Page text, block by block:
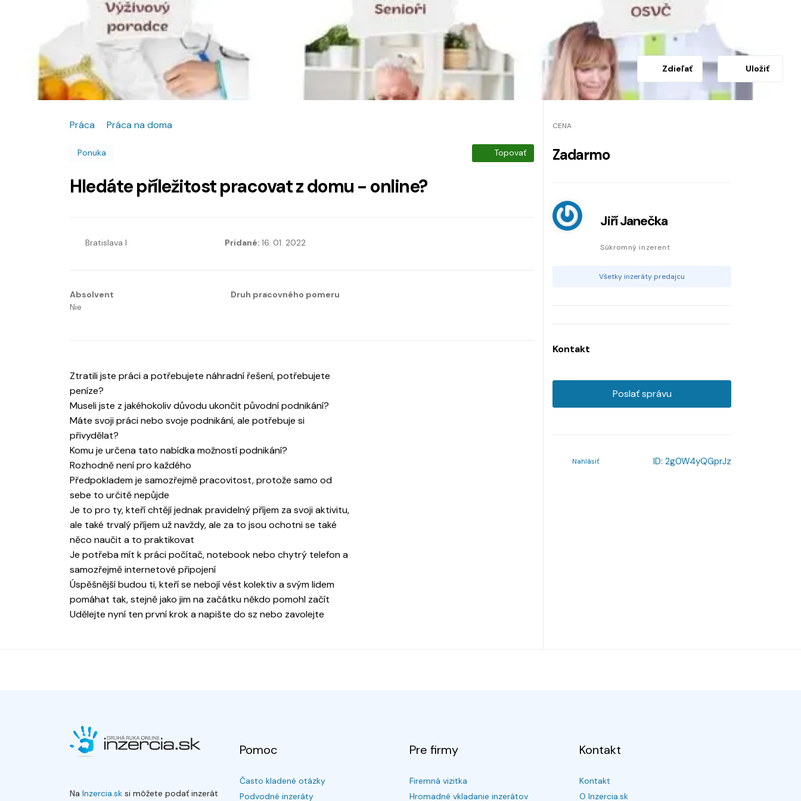
Zdieľať Uložiť
Práca Práca na doma
Ponuka Topovať
Hledáte příležitost pracovat z domu - online?
Bratislava I Pridané: 16. 01. 2022
Absolvent
Nie
Druh pracovného pomeru
Ztratili jste práci a potřebujete náhradní řešení, potřebujete
peníze?
Museli jste z jakéhokoliv důvodu ukončit původní podnikání?
Máte svoji práci nebo svoje podnikání, ale potřebuje si
přivydělat?
Komu je určena tato nabídka možností podnikání?
Rozhodně není pro každého
Předpokladem je samozřejmě pracovitost, protože samo od
sebe to určitě nepůjde
Je to pro ty, kteří chtějí jednak pravidelný příjem za svoji aktivitu,
ale také trvalý příjem už navždy, ale za to jsou ochotni se také
něco naučit a to praktikovat
Je potřeba mít k práci počítač, notebook nebo chytrý telefon a
samozřejmě internetové připojení
Úspěšnější budou ti, kteří se nebojí vést kolektiv a svým lidem
pomáhat tak, stejně jako jim na začátku někdo pomohl začít
Udělejte nyní ten první krok a napište do sz nebo zavolejte
CENA
Zadarmo
Jiří Janečka
Súkromný inzerent
Všetky inzeráty predajcu
Kontakt
Poslať správu
Nahlásiť ID: 2g0W4yQGprJz
Na Inzercia.sk si môžete podať inzerát
Pomoc
Často kladené otázky
Podvodné inzeráty
Pre firmy
Firemná vizitka
Hromadné vkladanie inzerátov
Kontakt
Kontakt
O Inzercia.sk